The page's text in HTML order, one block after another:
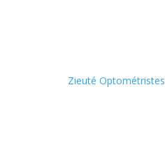
Zieuté Optométristes